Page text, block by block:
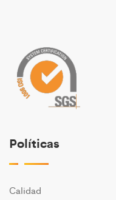
Políticas
Calidad